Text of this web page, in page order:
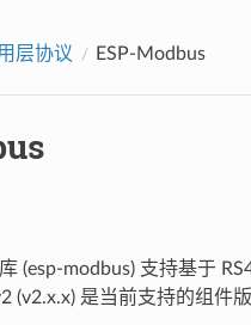
层协议 ESP-Modbus
(esp-modbus) 支持基于
(v2.x.x) 是当前支持的组件版